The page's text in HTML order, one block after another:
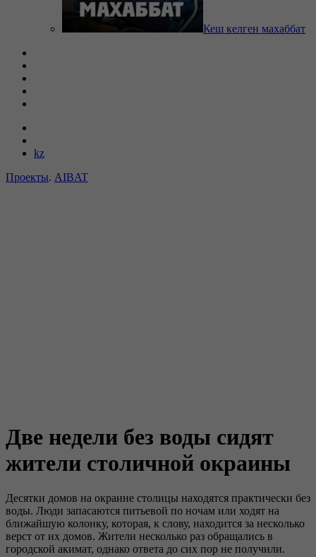
Кеш келген махаббат
kz
Проекты. AIBAT
Две недели без воды сидят
жители столичной окраины
Десятки домов на окраине столицы находятся практически без
воды. Люди запасаются питьевой по ночам или ходят на
ближайшую колонку, которая, к слову, находится за несколько
верст от их домов. Жители несколько раз обращались в
городской акимат, однако ответа до сих пор не получили.